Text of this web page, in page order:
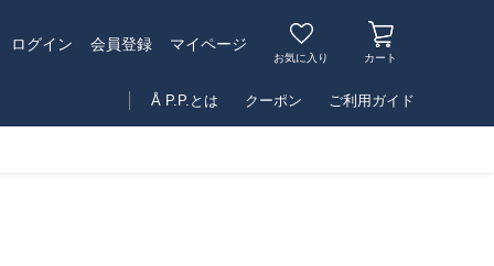
ログイン 会員登録 マイページ
お気に入り カート
Å P.P.とは クーポン ご利用ガイド